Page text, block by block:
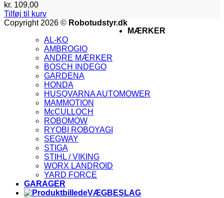
kr. 109,00
Tilføj til kurv
Copyright 2026 © Robotudstyr.dk
MÆRKER
AL-KO
AMBROGIO
ANDRE MÆRKER
BOSCH INDEGO
GARDENA
HONDA
HUSQVARNA AUTOMOWER
MAMMOTION
McCULLOCH
ROBOMOW
RYOBI ROBOYAGI
SEGWAY
STIGA
STIHL / VIKING
WORX LANDROID
YARD FORCE
GARAGER
VÆGBESLAG